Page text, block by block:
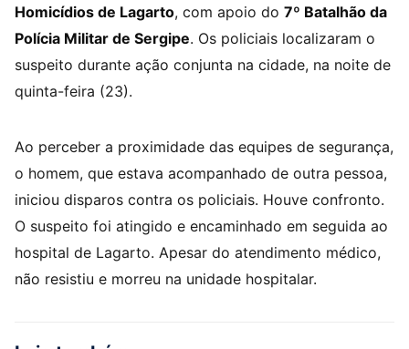
Homicídios de Lagarto, com apoio do 7º Batalhão da
Polícia Militar de Sergipe. Os policiais localizaram o
suspeito durante ação conjunta na cidade, na noite de
quinta-feira (23).
Ao perceber a proximidade das equipes de segurança,
o homem, que estava acompanhado de outra pessoa,
iniciou disparos contra os policiais. Houve confronto.
O suspeito foi atingido e encaminhado em seguida ao
hospital de Lagarto. Apesar do atendimento médico,
não resistiu e morreu na unidade hospitalar.